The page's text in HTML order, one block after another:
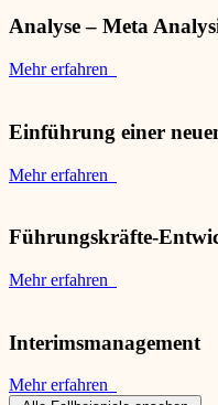
Analyse – Meta
Mehr erfahren
Einführung einer
Mehr erfahren
Führungskräfte-
Mehr erfahren
Interimsmanagement
Mehr erfahren